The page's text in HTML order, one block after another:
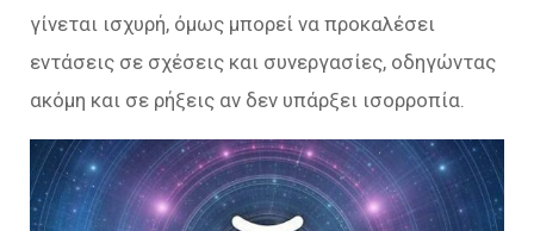
γίνεται ισχυρή, όμως μπορεί να προκαλέσει
εντάσεις σε σχέσεις και συνεργασίες, οδηγώντας
ακόμη και σε ρήξεις αν δεν υπάρξει ισορροπία.